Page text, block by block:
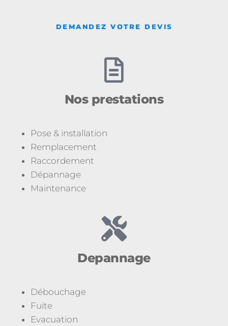
DEMANDEZ VOTRE DEVIS
Nos prestations
Pose & installation
Remplacement
Raccordement
Dépannage
Maintenance
Depannage
Débouchage
Fuite
Evacuation